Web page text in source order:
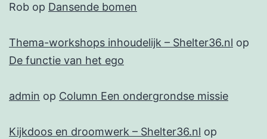
Rob op Dansende bomen
Thema-workshops inhoudelijk – Shelter36.nl op
De functie van het ego
admin op Column Een ondergrondse missie
Kijkdoos en droomwerk – Shelter36.nl op